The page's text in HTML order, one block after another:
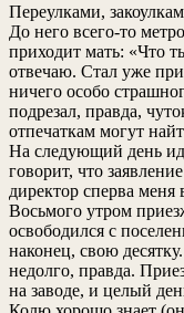
Переулками,
До него всего-то
приходит мать: «Что
отвечаю. Стал уже
ничего особо
подрезал, правда,
отпечаткам могут
На следующий день
говорит, что
директор сперва меня
Восьмого утром
освободился с
наконец, свою
недолго, правда.
на заводе, и целый